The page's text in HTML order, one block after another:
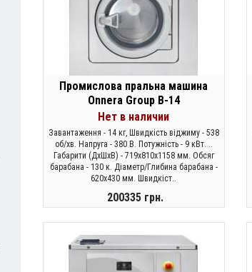
Промислова пральна машина
Onnera Group B-14
Нет в наличии
Завантаження - 14 кг, Швидкість віджиму - 538
об/хв. Напруга - 380 В. Потужність - 9 кВт. ..
Габарити (ДхШхВ) - 719х810х1158 мм. Обсяг
барабана - 130 к. Діаметр/Глибина барабана -
620х430 мм. Швидкіст..
200335 грн.